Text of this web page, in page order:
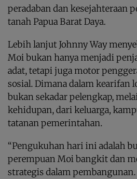
peradaban dan kesejahteraan
tanah Papua Barat Daya.
Lebih lanjut Johnny Way
Moi bukan hanya menjadi
adat, tetapi juga motor
sosial. Dimana dalam kearifan
bukan sekadar pelengkap,
kehidupan, dari keluarga,
tatanan pemerintahan.
“Pengukuhan hari ini adalah
perempuan Moi bangkit dan
strategis dalam